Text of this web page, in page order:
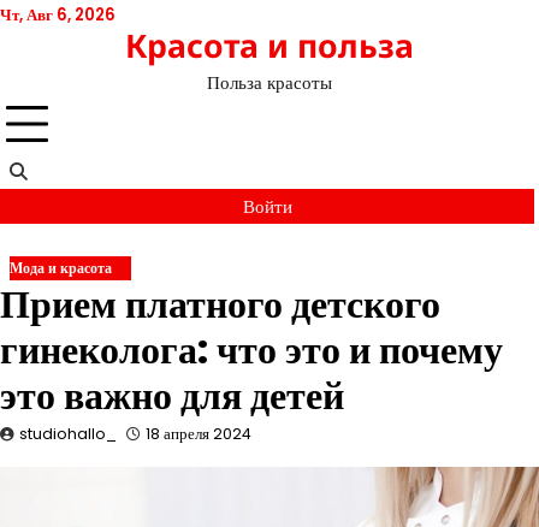
Перейти
Чт, Авг 6, 2026
Красота и польза
Польза красоты
Войти
Мода и красота
Прием платного детского
гинеколога: что это и почему
это важно для детей
studiohallo_ 18 апреля 2024